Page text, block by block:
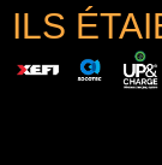
ILS